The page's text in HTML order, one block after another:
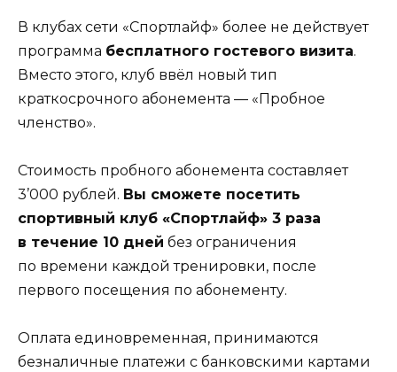
В клубах сети «Спортлайф» более не действует
программа бесплатного гостевого визита.
Вместо этого, клуб ввёл новый тип
краткосрочного абонемента — «Пробное
членство».
Стоимость пробного абонемента составляет
3’000 рублей. Вы сможете посетить
спортивный клуб «Спортлайф» 3 раза
в течение 10 дней без ограничения
по времени каждой тренировки, после
первого посещения по абонементу.
Оплата единовременная, принимаются
безналичные платежи с банковскими картами